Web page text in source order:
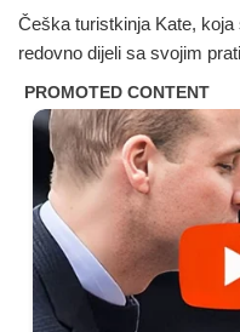
Češka turistkinja Kate,
redovno dijeli sa svojim